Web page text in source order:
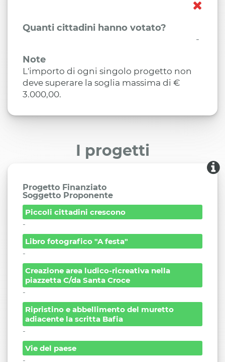
Quanti cittadini hanno votato?
-
Note
L'importo di ogni singolo progetto non
deve superare la soglia massima di €
3.000,00.
I progetti
Progetto Finanziato
Soggetto Proponente
Piccoli cittadini crescono
-
Libro fotografico "A festa"
-
Creazione area ludico-ricreativa nella
piazzetta C/da Santa Croce
-
Ripristino e abbellimento del muretto
adiacente la scritta Bafia
-
Vie del paese